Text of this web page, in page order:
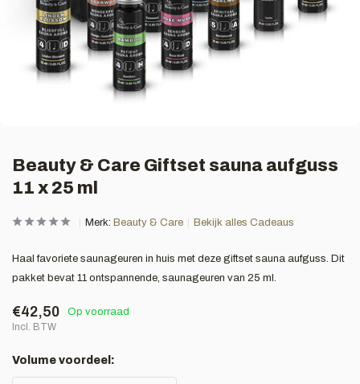
Beauty & Care Giftset sauna aufguss
11 x 25 ml
Merk: Beauty & Care Bekijk alles Cadeaus
Haal favoriete saunageuren in huis met deze giftset sauna aufguss. Dit
pakket bevat 11 ontspannende, saunageuren van 25 ml.
€42,50
Op voorraad
Incl. BTW
Volume voordeel: